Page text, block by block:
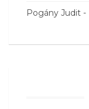
Pogány Judit -